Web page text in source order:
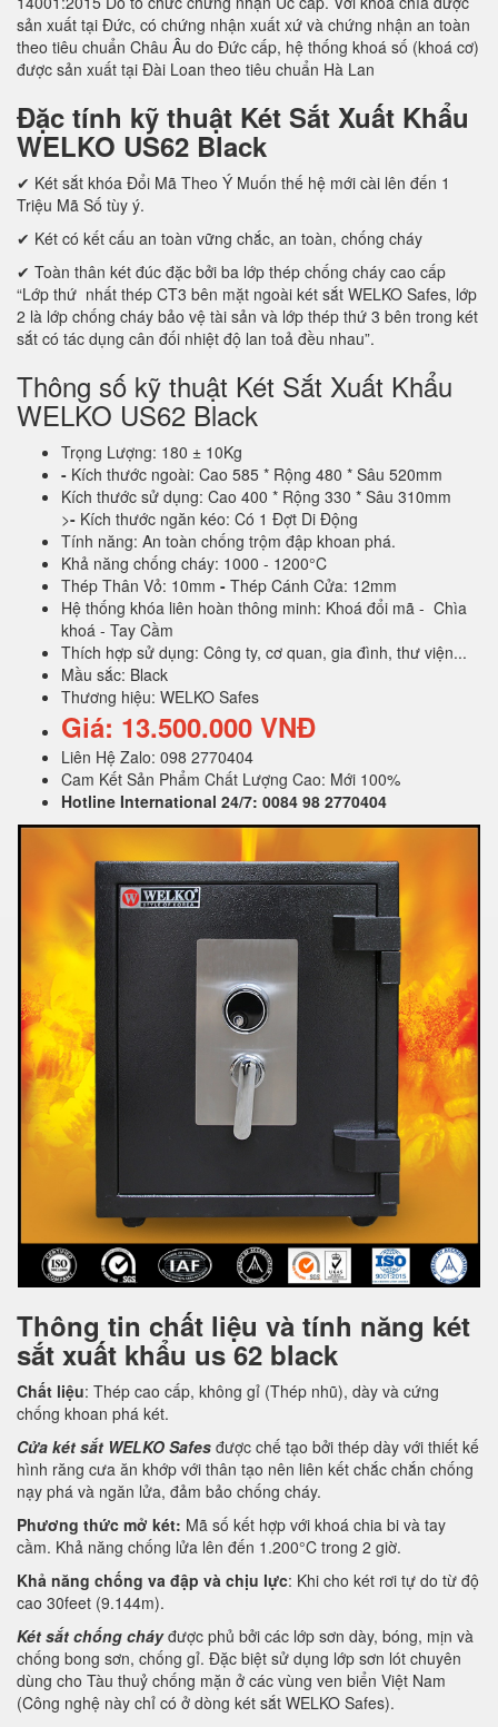
sản xuất tại Đức, có chứng nhận xuất xứ và chứng nhận an toàn
theo tiêu chuẩn Châu Âu do Đức cấp, hệ thống khoá số (khoá cơ)
được sản xuất tại Đài Loan theo tiêu chuẩn Hà Lan
Đặc tính kỹ thuật Két Sắt Xuất Khẩu
WELKO US62 Black
✔ Két sắt khóa Đổi Mã Theo Ý Muốn thế hệ mới cài lên đến 1
Triệu Mã Số tùy ý.
✔ Két có kết cấu an toàn vững chắc, an toàn, chống cháy
✔ Toàn thân két đúc đặc bởi ba lớp thép chống cháy cao cấp
“Lớp thứ nhất thép CT3 bên mặt ngoài két sắt WELKO Safes, lớp
2 là lớp chống cháy bảo vệ tài sản và lớp thép thứ 3 bên trong két
sắt có tác dụng cân đối nhiệt độ lan toả đều nhau”.
Thông số kỹ thuật Két Sắt Xuất Khẩu
WELKO US62 Black
Trọng Lượng: 180 ± 10Kg
- Kích thước ngoài: Cao 585 * Rộng 480 * Sâu 520mm
Kích thước sử dụng: Cao 400 * Rộng 330 * Sâu 310mm
>- Kích thước ngăn kéo: Có 1 Đợt Di Động
Tính năng: An toàn chống trộm đập khoan phá.
Khả năng chống cháy: 1000 - 1200°C
Thép Thân Vỏ: 10mm - Thép Cánh Cửa: 12mm
Hệ thống khóa liên hoàn thông minh: Khoá đổi mã - Chìa
khoá - Tay Cầm
Thích hợp sử dụng: Công ty, cơ quan, gia đình, thư viện...
Mầu sắc: Black
Thương hiệu: WELKO Safes
Giá: 13.500.000 VNĐ
Liên Hệ Zalo: 098 2770404
Cam Kết Sản Phẩm Chất Lượng Cao: Mới 100%
Hotline International 24/7: 0084 98 2770404
Thông tin chất liệu và tính năng két
sắt xuất khẩu us 62 black
Chất liệu: Thép cao cấp, không gỉ (Thép nhũ), dày và cứng
chống khoan phá két.
Cửa két sắt WELKO Safes được chế tạo bởi thép dày với thiết kế
hình răng cưa ăn khớp với thân tạo nên liên kết chắc chắn chống
nạy phá và ngăn lửa, đảm bảo chống cháy.
Phương thức mở két: Mã số kết hợp với khoá chia bi và tay
cầm. Khả năng chống lửa lên đến 1.200°C trong 2 giờ.
Khả năng chống va đập và chịu lực: Khi cho két rơi tự do từ độ
cao 30feet (9.144m).
Két sắt chống cháyđược phủ bởi các lớp sơn dày, bóng, mịn và
chống bong sơn, chống gỉ. Đặc biệt sử dụng lớp sơn lót chuyên
dùng cho Tàu thuỷ chống mặn ở các vùng ven biển Việt Nam
(Công nghệ này chỉ có ở dòng két sắt WELKO Safes).